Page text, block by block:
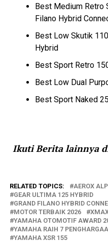
Best Medium Retro
Filano Hybrid
Best Low Skutik
Hybrid
Best Sport Retro
Best Low Dual
Best Sport Naked
Ikuti Berita lainnya
RELATED TOPICS:
AEROX
GEAR ULTIMA 125 HYBRID
GRAND FILANO HYBRID
MOTOR TERBAIK 2026
YAMAHA OTOMOTIF AWARD
YAMAHA RAIH 7
YAMAHA XSR 155